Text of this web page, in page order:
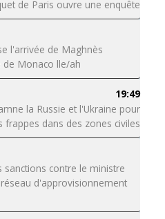
de Paris ouvre une enquête
l'arrivée de Maghnès
de Monaco lle/ah
19:49
la Russie et l'Ukraine pour
frappes dans des zones civiles
contre le ministre
d'approvisionnement